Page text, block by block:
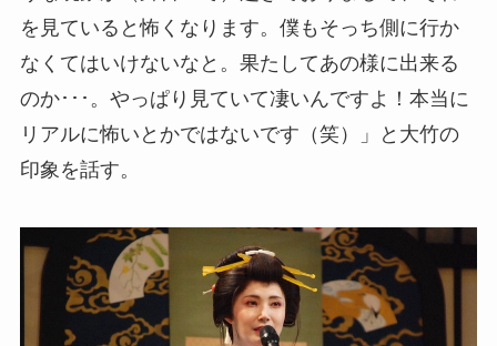
を見ていると怖くなります。僕もそっち側に行か
なくてはいけないなと。果たしてあの様に出来る
のか･･･。やっぱり見ていて凄いんですよ！本当に
リアルに怖いとかではないです（笑）」と大竹の
印象を話す。